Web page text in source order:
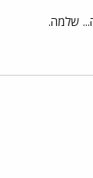
שלמה.